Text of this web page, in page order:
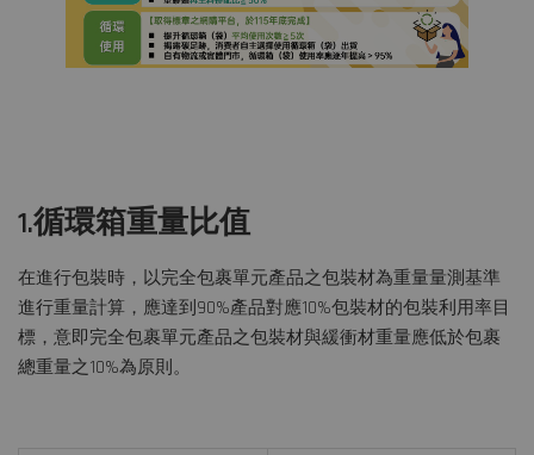
1.循環箱重量比值
在進行包裝時，以完全包裹單元產品之包裝材為重量量測基準
進行重量計算，應達到90%產品對應10%包裝材的包裝利用率目
標，意即完全包裹單元產品之包裝材與緩衝材重量應低於包裹
總重量之10%為原則。